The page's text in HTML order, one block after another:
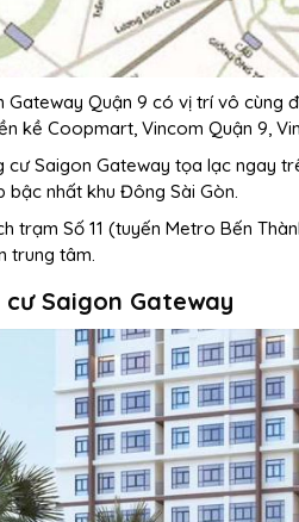
Gateway Quận 9 có vị trí vô cùng
kề Coopmart, Vincom Quận 9,
cư Saigon Gateway tọa lạc ngay
bậc nhất khu Đông Sài Gòn.
trạm Số 11 (tuyến Metro Bến
trung tâm.
Saigon Gateway